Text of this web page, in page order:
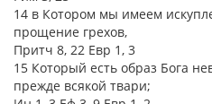
14 в Котором мы имеем
прощение грехов,
Притч 8, 22 Евр 1, 3
15 Который есть образ Бога
прежде всякой твари;